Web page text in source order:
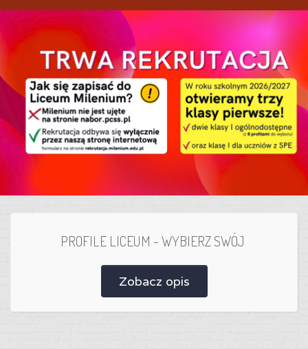
PROFILE LICEUM - WYBIERZ SWÓJ
Zobacz opis